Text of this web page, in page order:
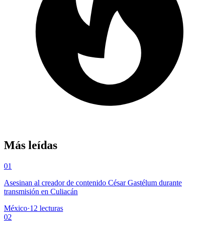
Más leídas
01
Asesinan al creador de contenido César Gastélum durante
transmisión en Culiacán
México·12 lecturas
02